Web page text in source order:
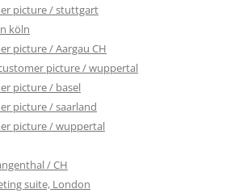
picture / stuttgart
köln
picture / Aargau CH
picture / wuppertal
picture / basel
picture / saarland
picture / wuppertal
/ CH
suite, London